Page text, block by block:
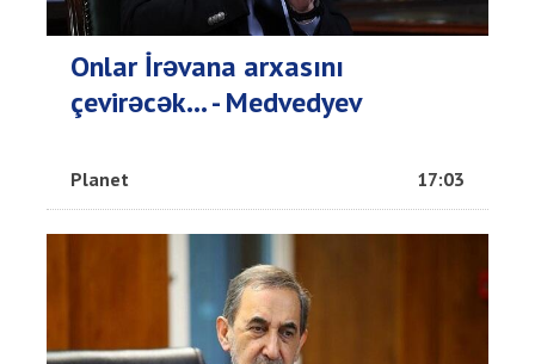
Onlar İrəvana arxasını
çevirəcək... - Medvedyev
Planet 17:03